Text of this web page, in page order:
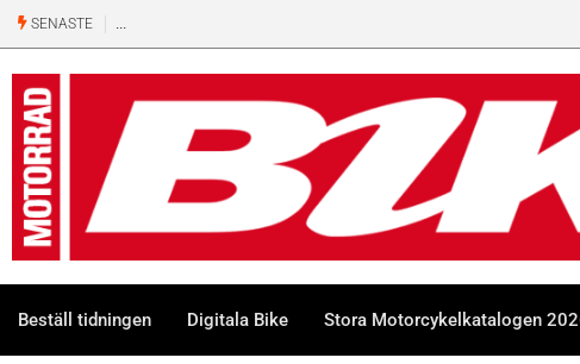
SENASTE
Beställ tidningen Digitala Bike Stora Motorcykelkatalogen